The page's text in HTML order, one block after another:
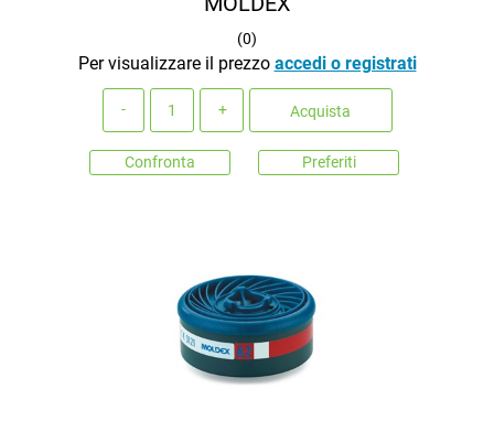
(0)
Per visualizzare il prezzo accedi o registrati
Acquista
Confronta Preferiti